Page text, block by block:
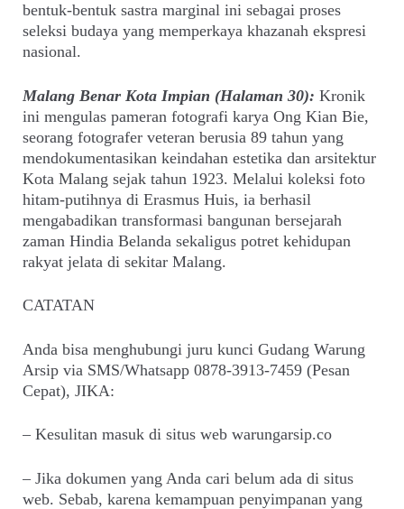
bentuk-bentuk sastra marginal ini sebagai proses
seleksi budaya yang memperkaya khazanah ekspresi
nasional.
Malang Benar Kota Impian (Halaman 30): Kronik
ini mengulas pameran fotografi karya Ong Kian Bie,
seorang fotografer veteran berusia 89 tahun yang
mendokumentasikan keindahan estetika dan arsitektur
Kota Malang sejak tahun 1923. Melalui koleksi foto
hitam-putihnya di Erasmus Huis, ia berhasil
mengabadikan transformasi bangunan bersejarah
zaman Hindia Belanda sekaligus potret kehidupan
rakyat jelata di sekitar Malang.
CATATAN
Anda bisa menghubungi juru kunci Gudang Warung
Arsip via SMS/Whatsapp 0878-3913-7459 (Pesan
Cepat), JIKA:
– Kesulitan masuk di situs web warungarsip.co
– Jika dokumen yang Anda cari belum ada di situs
web. Sebab, karena kemampuan penyimpanan yang